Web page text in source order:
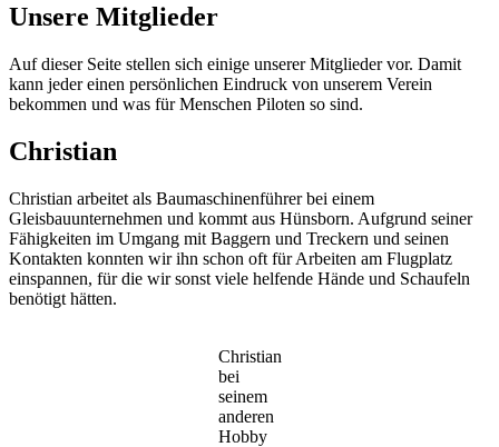
Unsere Mitglieder
Auf dieser Seite stellen sich einige unserer Mitglieder vor. Damit
kann jeder einen persönlichen Eindruck von unserem Verein
bekommen und was für Menschen Piloten so sind.
Christian
Christian arbeitet als Baumaschinenführer bei einem
Gleisbauunternehmen und kommt aus Hünsborn. Aufgrund seiner
Fähigkeiten im Umgang mit Baggern und Treckern und seinen
Kontakten konnten wir ihn schon oft für Arbeiten am Flugplatz
einspannen, für die wir sonst viele helfende Hände und Schaufeln
benötigt hätten.
Christian
bei
seinem
anderen
Hobby